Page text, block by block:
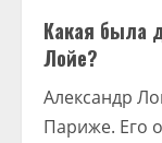
Какая была
Лойе?
Александр
Париже. Его